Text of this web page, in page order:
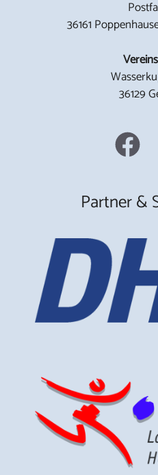
36161
36129
Partner &